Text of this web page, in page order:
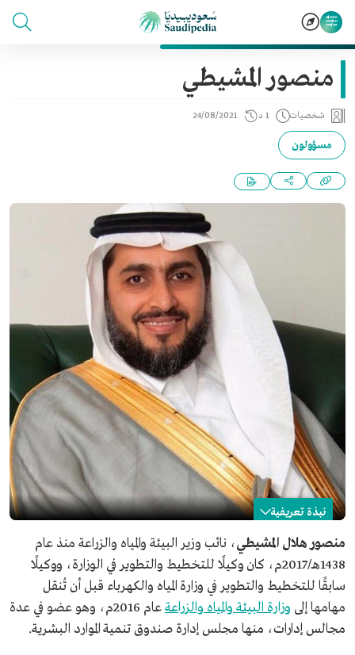
منصور المشيطي
شخصيات 1 د 24/08/2021
مسؤولون
نبذة تعريفية
منصور المشيطي
الاسم
منصور المشيطي.
منصبه الحالي
نائب وزير البيئة والمياه والزراعة.
تاريخ التعيين
2017م.
مناصب سابقة
وكيل لوزارة البيئة والمياه والزراعة للتخطيط والتطوير.
منصور هلال المشيطي، نائب وزير البيئة والمياه والزراعة منذ عام
1438هـ/2017م، كان وكيلًا للتخطيط والتطوير في الوزارة، ووكيلًا
سابقًا للتخطيط والتطوير في وزارة المياه والكهرباء قبل أن تُنقل
مهامها إلى وزارة البيئة والمياه والزراعة
عام 2016م، وهو عضو في عدة
مجالس إدارات، منها مجلس إدارة صندوق تنمية الموارد البشرية.